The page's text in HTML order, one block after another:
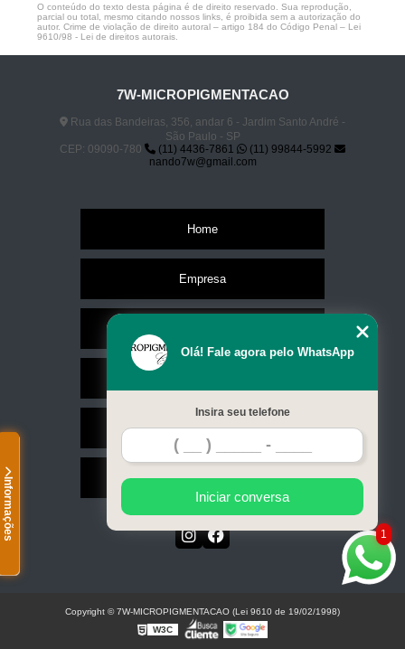
Informações
O conteúdo do texto desta página é de direito reservado. Sua reprodução,
parcial ou total, mesmo citando nossos links, é proibida sem a autorização do
autor. Crime de violação de direito autoral – artigo 184 do Código Penal – Lei
9610/98 - Lei de direitos autorais
7W-MICROPIGMENTACAO
Rua das Bandeiras, 356, andar 6 - Jardim Santo André -
São Paulo - SP
CEP: 09090-780
(11) 4436-7861
(11) 99844-5992
nando7w@gmail.com
Home
Empresa
Contato
Mapa do site
1
Olá! Fale agora pelo WhatsApp
Insira seu telefone
Iniciar conversa
Copyright © 7W-MICROPIGMENTACAO (Lei 9610 de 19/02/1998)
W3C